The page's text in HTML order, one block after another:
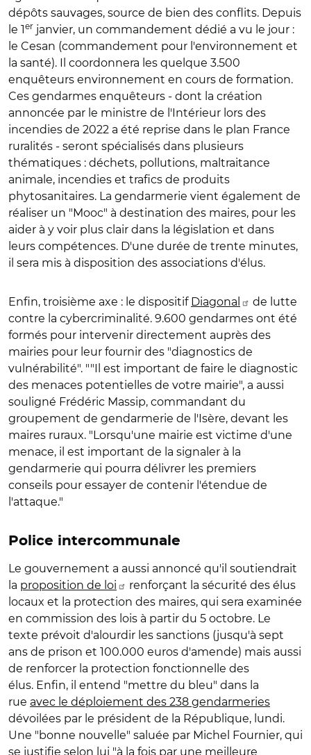
dépôts sauvages, source de bien des conflits. Depuis
le 1er janvier, un commandement dédié a vu le jour :
le Cesan (commandement pour l'environnement et
la santé). Il coordonnera les quelque 3.500
enquêteurs environnement en cours de formation.
Ces gendarmes enquêteurs - dont la création
annoncée par le ministre de l'Intérieur lors des
incendies de 2022 a été reprise dans le plan France
ruralités - seront spécialisés dans plusieurs
thématiques : déchets, pollutions, maltraitance
animale, incendies et trafics de produits
phytosanitaires. La gendarmerie vient également de
réaliser un "Mooc" à destination des maires, pour les
aider à y voir plus clair dans la législation et dans
leurs compétences. D'une durée de trente minutes,
il sera mis à disposition des associations d'élus.
Enfin, troisième axe : le dispositif Diagonal
de lutte
contre la cybercriminalité. 9.600 gendarmes ont été
formés pour intervenir directement auprès des
mairies pour leur fournir des "diagnostics de
vulnérabilité". ""Il est important de faire le diagnostic
des menaces potentielles de votre mairie", a aussi
souligné Frédéric Massip, commandant du
groupement de gendarmerie de l'Isère, devant les
maires ruraux. "Lorsqu'une mairie est victime d'une
menace, il est important de la signaler à la
gendarmerie qui pourra délivrer les premiers
conseils pour essayer de contenir l'étendue de
l'attaque."
Police intercommunale
Le gouvernement a aussi annoncé qu'il soutiendrait
la proposition de loi
renforçant la sécurité des élus
locaux et la protection des maires, qui sera examinée
en commission des lois à partir du 5 octobre. Le
texte prévoit d'alourdir les sanctions (jusqu'à sept
ans de prison et 100.000 euros d'amende) mais aussi
de renforcer la protection fonctionnelle des
élus. Enfin, il entend "mettre du bleu" dans la
rue avec le déploiement des 238 gendarmeries
dévoilées par le président de la République, lundi.
Une "bonne nouvelle" saluée par Michel Fournier, qui
se justifie selon lui "à la fois par une meilleure